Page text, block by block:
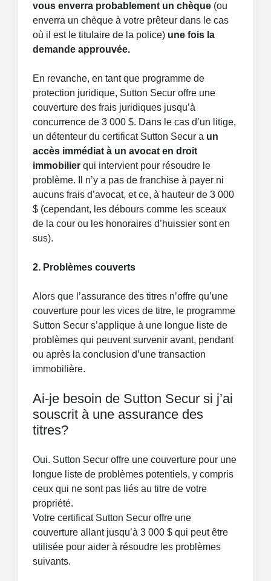
vous enverra probablement un chèque (ou
enverra un chèque à votre prêteur dans le cas
où il est le titulaire de la police) une fois la
demande approuvée.
En revanche, en tant que programme de
protection juridique, Sutton Secur offre une
couverture des frais juridiques jusqu’à
concurrence de 3 000 $. Dans le cas d’un litige,
un détenteur du certificat Sutton Secur a un
accès immédiat à un avocat en droit
immobilier qui intervient pour résoudre le
problème. Il n’y a pas de franchise à payer ni
aucuns frais d’avocat, et ce, à hauteur de 3 000
$ (cependant, les débours comme les sceaux
de la cour ou les honoraires d’huissier sont en
sus).
2. Problèmes couverts
Alors que l’assurance des titres n’offre qu’une
couverture pour les vices de titre, le programme
Sutton Secur s’applique à une longue liste de
problèmes qui peuvent survenir avant, pendant
ou après la conclusion d’une transaction
immobilière.
Ai-je besoin de Sutton Secur si j’ai
souscrit à une assurance des
titres?
Oui. Sutton Secur offre une couverture pour une
longue liste de problèmes potentiels, y compris
ceux qui ne sont pas liés au titre de votre
propriété.
Votre certificat Sutton Secur offre une
couverture allant jusqu’à 3 000 $ qui peut être
utilisée pour aider à résoudre les problèmes
suivants.